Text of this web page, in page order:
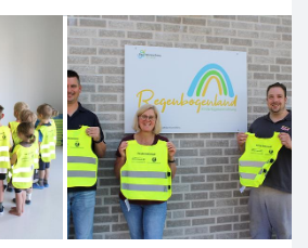
Sorpesee
Dienstag eine Pilger- und Kaffee-
Bus war bis auf den letzten Platz
von Kerstin Stratmann.